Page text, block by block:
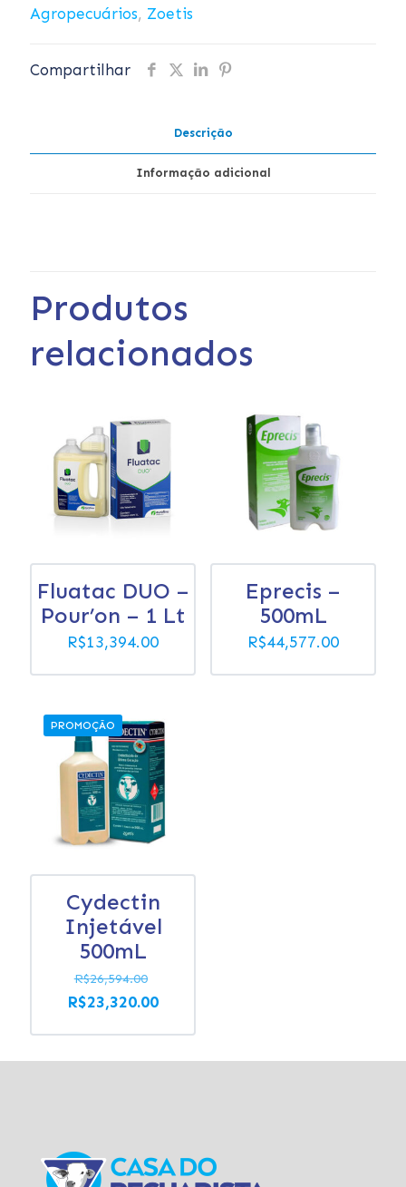
Agropecuários, Zoetis
Compartilhar
Descrição
Informação adicional
Produtos
relacionados
Fluatac DUO –
Pour’on – 1 Lt
R$13,394.00
Eprecis –
500mL
R$44,577.00
PROMOÇÃO
Cydectin
Injetável
500mL
R$26,594.00
preço
R$23,320.00O